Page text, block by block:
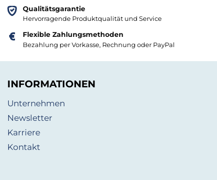
Qualitätsgarantie
Hervorragende Produktqualität und Service
Flexible Zahlungsmethoden
Bezahlung per Vorkasse, Rechnung oder PayPal
INFORMATIONEN
Unternehmen
Newsletter
Karriere
Kontakt